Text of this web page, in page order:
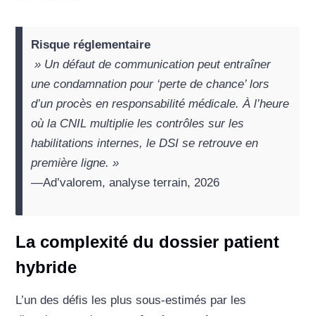
Risque réglementaire
» Un défaut de communication peut entraîner
une condamnation pour ‘perte de chance’ lors
d’un procès en responsabilité médicale. À l’heure
où la CNIL multiplie les contrôles sur les
habilitations internes, le DSI se retrouve en
première ligne. »
—Ad’valorem, analyse terrain, 2026
La complexité du dossier patient
hybride
L’un des défis les plus sous-estimés par les